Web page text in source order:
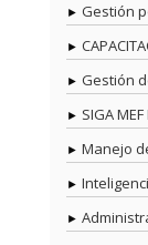
Gestión
Gestión
SIGA
Manejo